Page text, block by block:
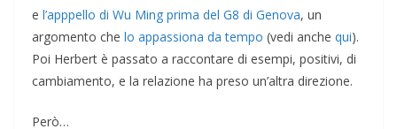
e l’apppello di Wu Ming prima del G8 di Genova, un
argomento che lo appassiona da tempo (vedi anche qui).
Poi Herbert è passato a raccontare di esempi, positivi, di
cambiamento, e la relazione ha preso un’altra direzione.
Però…